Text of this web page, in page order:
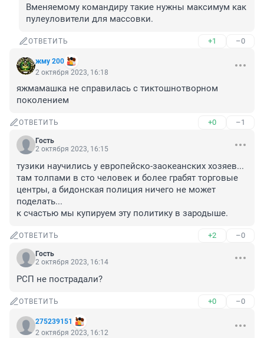
Вменяемому командиру такие нужны максимум как
пулеуловители для массовки.
ОТВЕТИТЬ +1 –0
жму 200
2 октября 2023, 16:18
яжмамашка не справилась с тиктошнотворном
поколением
ОТВЕТИТЬ +0 –1
Гость
2 октября 2023, 16:15
тузики научились у европейско-заокеанских хозяев...
там толпами в сто человек и более грабят торговые
центры, а бидонская полиция ничего не может
поделать...
к счастью мы купируем эту политику в зародыше.
ОТВЕТИТЬ +2 –0
Гость
2 октября 2023, 16:14
РСП не пострадали?
ОТВЕТИТЬ +0 –0
275239151
2 октября 2023, 16:12